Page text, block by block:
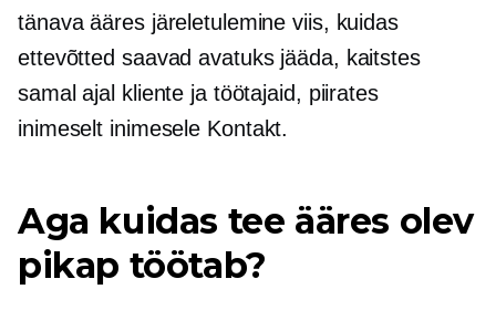
tänava ääres järeletulemine viis, kuidas
ettevõtted saavad avatuks jääda, kaitstes
samal ajal kliente ja töötajaid, piirates
inimeselt inimesele Kontakt.
Aga kuidas tee ääres olev
pikap töötab?